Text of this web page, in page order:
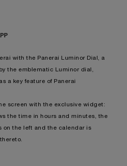
with the Panerai Luminor Dial, a
the emblematic Luminor dial,
a key feature of Panerai
screen with the exclusive widget:
the time in hours and minutes, the
on the left and the calendar is